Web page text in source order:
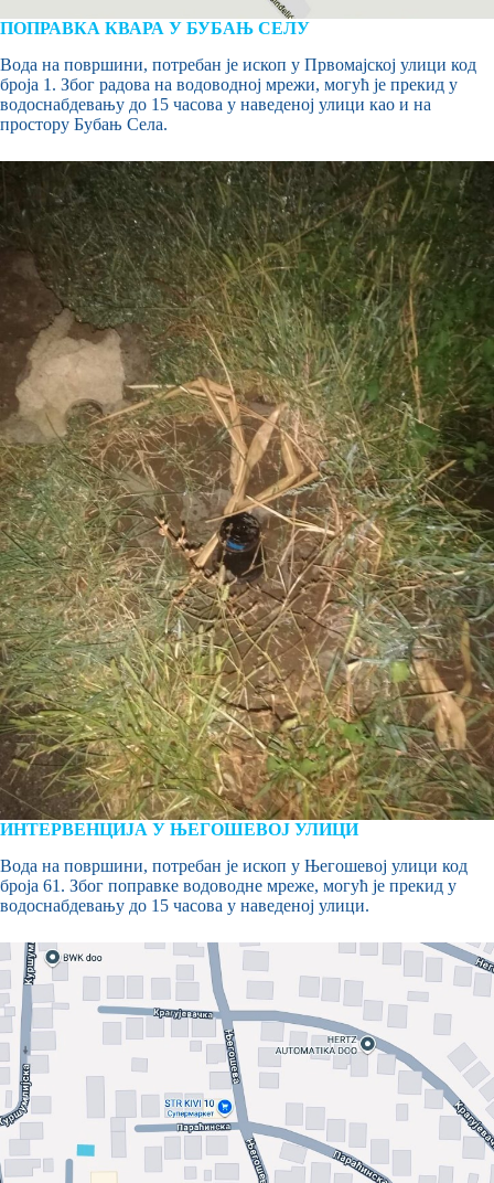
ПОПРАВКА КВАРА У БУБАЊ СЕЛУ
Вода на површини, потребан је ископ у Првомајској улици код
броја 1. Због радова на водоводној мрежи, могућ је прекид у
водоснабдевању до 15 часова у наведеној улици као и на
простору Бубањ Села.
ИНТЕРВЕНЦИЈА У ЊЕГОШЕВОЈ УЛИЦИ
Вода на површини, потребан је ископ у Његошевој улици код
броја 61. Због поправке водоводне мреже, могућ је прекид у
водоснабдевању до 15 часова у наведеној улици.